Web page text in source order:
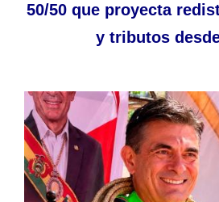
50/50 que proyecta
y tributos